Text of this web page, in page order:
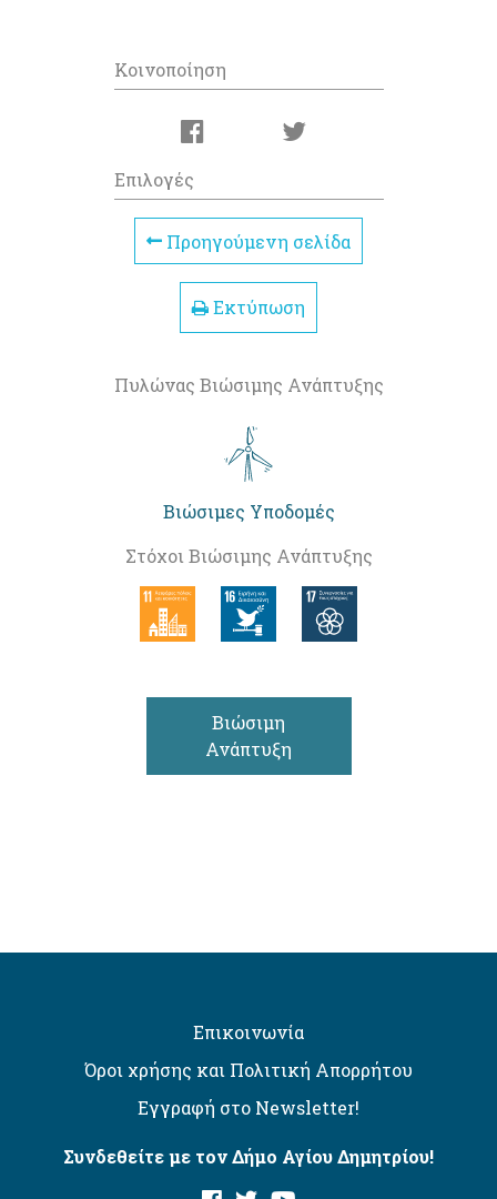
Κοινοποίηση
Επιλογές
Προηγούμενη σελίδα
Εκτύπωση
Πυλώνας Βιώσιμης Ανάπτυξης
Βιώσιμες Υποδομές
Στόχοι Βιώσιμης Ανάπτυξης
Βιώσιμη
Ανάπτυξη
Επικοινωνία
Όροι χρήσης και Πολιτική Απορρήτου
Εγγραφή στο Newsletter!
Συνδεθείτε με τον Δήμο Αγίου Δημητρίου!